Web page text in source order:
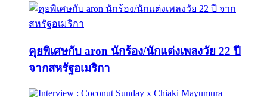
คุยพิเศษกับ aron นักร้อง/นักแต่งเพลงวัย 22 ปี
จากสหรัฐอเมริกา